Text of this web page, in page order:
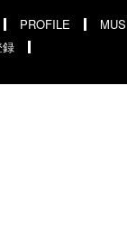
PROFILE
録